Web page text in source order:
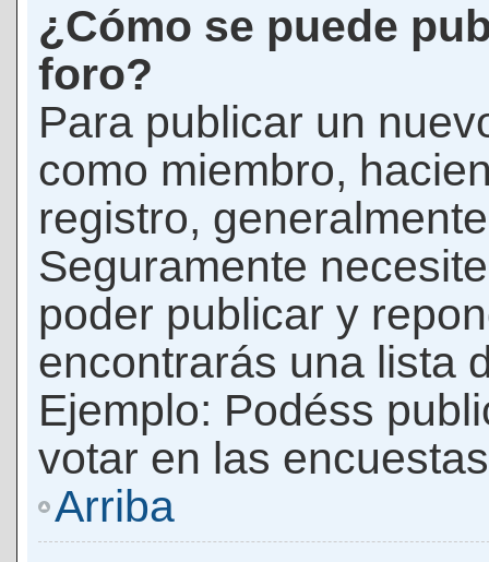
¿Cómo se puede
foro?
Para publicar un
como miembro,
registro,
Seguramente
poder publicar y
encontrarás una lista
Ejemplo: Podéss
votar en las
Arriba